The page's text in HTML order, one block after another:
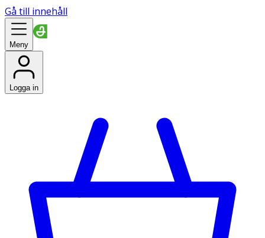
Gå till innehåll
Meny
Logga in